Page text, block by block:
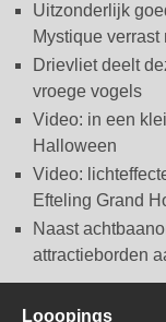
Uitzonderlijk
Mystique
Drievliet deelt
vroege vogels
Video: in een
Halloween
Video:
Efteling Grand
Naast
attractieborden
Looopings